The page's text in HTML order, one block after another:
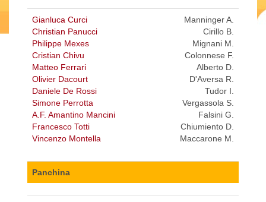
Gianluca Curci
Christian Panucci
Philippe Mexes
Cristian Chivu
Matteo Ferrari
Olivier Dacourt
Daniele De Rossi
Simone Perrotta
A.F. Amantino Mancini
Francesco Totti
Vincenzo Montella
Manninger A.
Cirillo B.
Mignani M.
Colonnese F.
Alberto D.
D'Aversa R.
Tudor I.
Vergassola S.
Falsini G.
Chiumiento D.
Maccarone M.
Panchina